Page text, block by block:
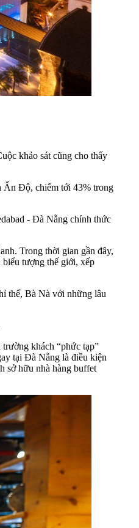
khảo sát cũng cho thấy
Ấn Độ, chiếm tới 43% trong
- Đà Nẵng chính thức
Trong thời gian gần đây,
tượng thế giới, xếp
thế, Bà Nà với những lâu
khách “phức tạp”
tại Đà Nẵng là điều kiện
sở hữu nhà hàng buffet